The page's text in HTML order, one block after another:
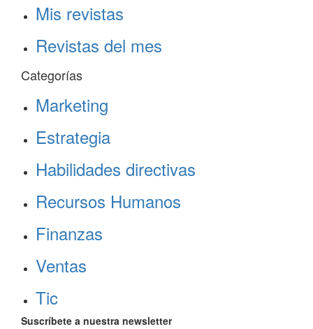
Mis revistas
Revistas del mes
Categorías
Marketing
Estrategia
Habilidades directivas
Recursos Humanos
Finanzas
Ventas
Tic
Suscríbete a nuestra newsletter